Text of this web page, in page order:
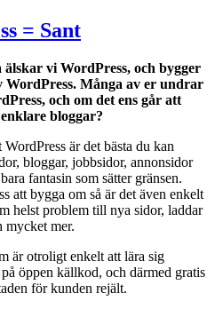
= Sant
vi WordPress, och bygger
WordPress. Många av er undrar
och om det ens går att
bloggar?
är det bästa du kan
bloggar, jobbsidor, annonsidor
fantasin som sätter gränsen.
att bygga om så är det även enkelt
helst problem till nya sidor, laddar
mycket mer.
är otroligt enkelt att lära sig
öppen källkod, och därmed gratis
för kunden rejält.